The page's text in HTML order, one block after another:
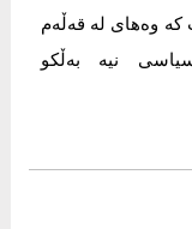
کە وەهای لە قەڵەم
نیە بەڵکو